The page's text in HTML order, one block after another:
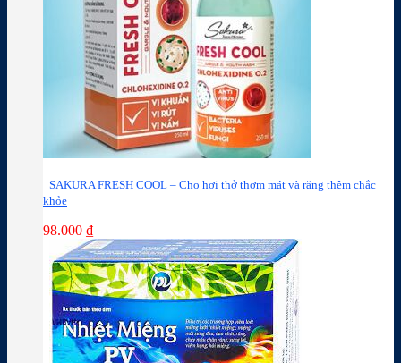
SAKURA FRESH COOL – Cho hơi thở thơm mát và răng thêm chắc
khỏe
98.000 ₫